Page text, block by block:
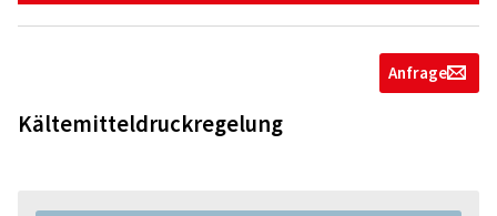
Anfrageg
Kältemitteldruckregelung